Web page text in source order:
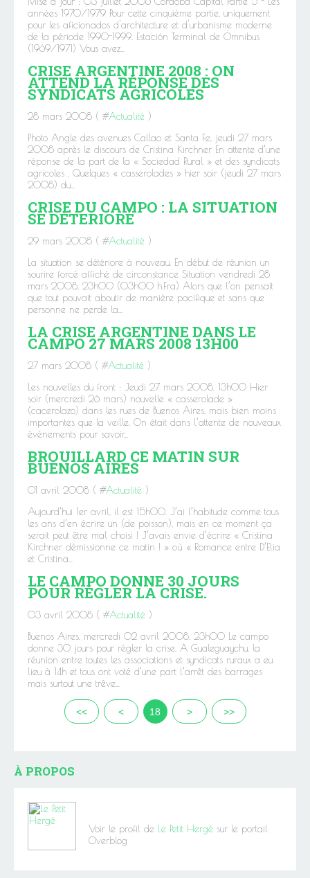
années 1970/1979 Pour cette cinquième partie, uniquement
pour les aficionados d'architecture et d'urbanisme moderne
de la période 1990-1999. Estación Terminal de Ómnibus
(1969/1971) Vous avez...
CRISE ARGENTINE 2008 : ON
ATTEND LA RÉPONSE DES
SYNDICATS AGRICOLES
28 mars 2008 ( #Actualité )
Photo Angle des avenues Callao et Santa Fe, jeudi 27 mars
2008 après le discours de Cristina Kirchner En attente d’une
réponse de la part de la « Sociedad Rural » et des syndicats
agricoles . Quelques « casserolades » hier soir (jeudi 27 mars
2008) du...
CRISE DU CAMPO : LA SITUATION
SE DÉTERIORE
29 mars 2008 ( #Actualité )
La situation se détériore à nouveau. En début de réunion un
sourire forcé affiché de circonstance Situation vendredi 28
mars 2008, 23h00 (03h00 h.Fra) Alors que l’on pensait
que tout pouvait aboutir de manière pacifique et sans que
personne ne perde la...
LA CRISE ARGENTINE DANS LE
CAMPO 27 MARS 2008 13H00
27 mars 2008 ( #Actualité )
Les nouvelles du front : Jeudi 27 mars 2008. 13h00 Hier
soir (mercredi 26 mars) nouvelle « casserolade »
(cacerolazo) dans les rues de Buenos Aires, mais bien moins
importantes que la veille. On était dans l’attente de nouveaux
événements pour savoir...
BROUILLARD CE MATIN SUR
BUENOS AIRES
01 avril 2008 ( #Actualité )
Aujourd’hui 1er avril, il est 15h00. J’ai l’habitude comme tous
les ans d’en écrire un (de poisson), mais en ce moment ça
serait peut être mal choisi ! J’avais envie d’écrire « Cristina
Kirchner démissionne ce matin ! » où « Romance entre D’Elia
et Cristina...
LE CAMPO DONNE 30 JOURS
POUR RÉGLER LA CRISE.
03 avril 2008 ( #Actualité )
Buenos Aires, mercredi 02 avril 2008. 23h00 Le campo
donne 30 jours pour régler la crise. A Gualeguaychu, la
réunion entre toutes les associations et syndicats ruraux a eu
lieu à 14h et tous ont voté d’une part l’arrêt des barrages
mais surtout une trêve...
<< < 18 > >>
À PROPOS
Voir le profil de Le Petit Hergé sur le portail
Overblog